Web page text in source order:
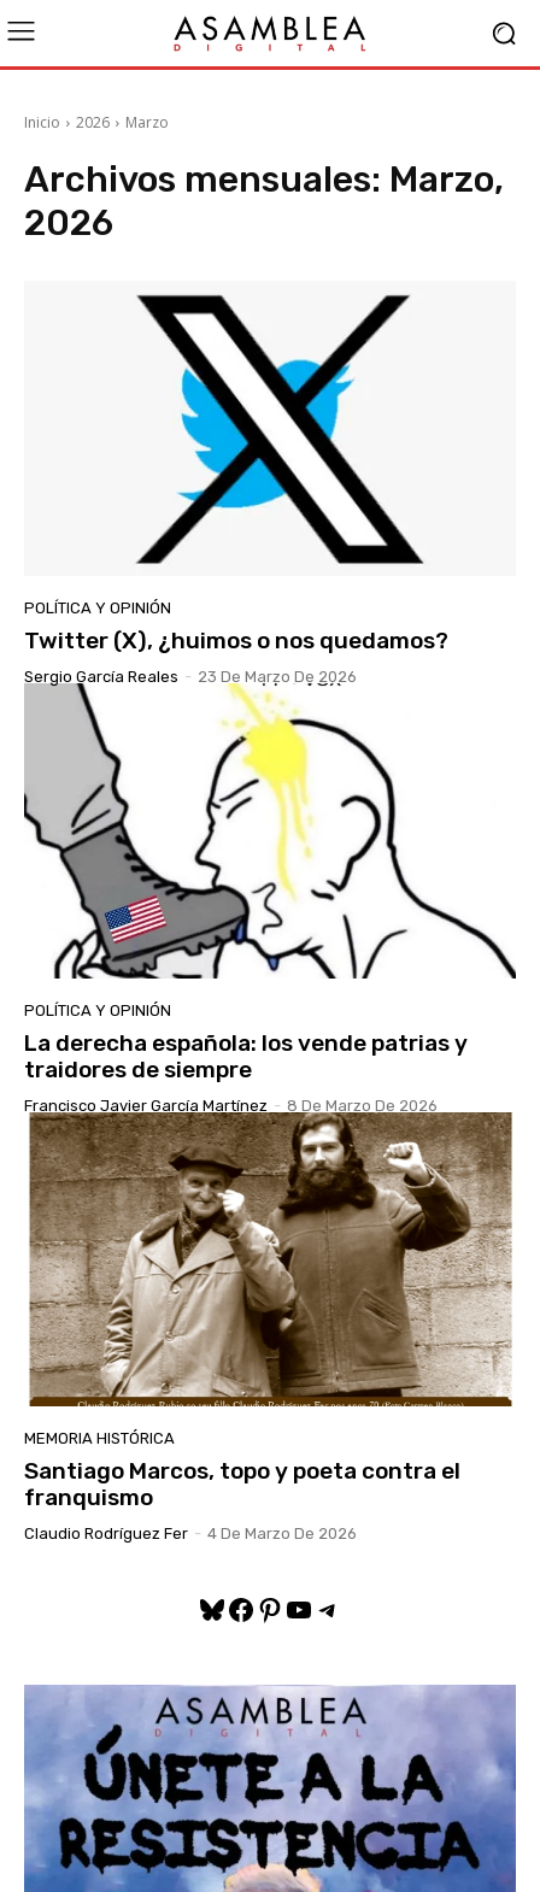
Inicio 2026 Marzo
Archivos mensuales: Marzo,
2026
POLÍTICA Y OPINIÓN
Twitter (X), ¿huimos o nos quedamos?
Sergio García Reales - 23 De Marzo De 2026
POLÍTICA Y OPINIÓN
La derecha española: los vende patrias y
traidores de siempre
Francisco Javier García Martínez - 8 De Marzo De 2026
MEMORIA HISTÓRICA
Santiago Marcos, topo y poeta contra el
franquismo
Claudio Rodríguez Fer - 4 De Marzo De 2026
Bluesky
Facebook
Pinterest
YouTube
Telegram